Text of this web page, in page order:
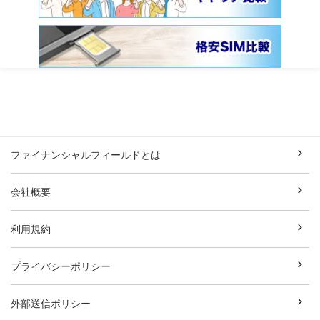
ファイナンシャルフィールドとは
会社概要
利用規約
プライバシーポリシー
外部送信ポリシー